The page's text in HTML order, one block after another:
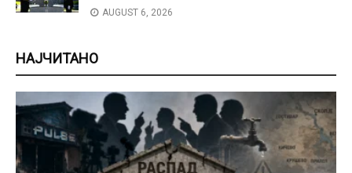
AUGUST 6, 2026
НАЈЧИТАНО